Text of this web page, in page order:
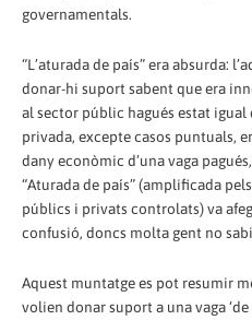
governamentals.
“L’aturada de país” era absurda:
donar-hi suport sabent que era
al sector públic hagués estat igual
privada, excepte casos puntuals,
dany econòmic d’una vaga
“Aturada de país” (amplificada
públics i privats controlats) va
confusió, doncs molta gent no
Aquest muntatge es pot resumir
volien donar suport a una vaga